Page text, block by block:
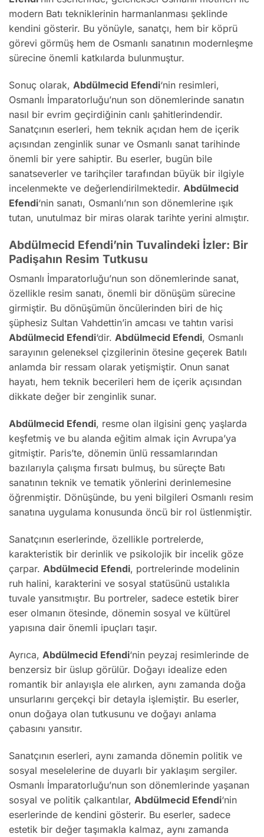
modern Batı tekniklerinin harmanlanması şeklinde
kendini gösterir. Bu yönüyle, sanatçı, hem bir köprü
görevi görmüş hem de Osmanlı sanatının modernleşme
sürecine önemli katkılarda bulunmuştur.
Sonuç olarak, Abdülmecid Efendi‘nin resimleri,
Osmanlı İmparatorluğu’nun son dönemlerinde sanatın
nasıl bir evrim geçirdiğinin canlı şahitlerindendir.
Sanatçının eserleri, hem teknik açıdan hem de içerik
açısından zenginlik sunar ve Osmanlı sanat tarihinde
önemli bir yere sahiptir. Bu eserler, bugün bile
sanatseverler ve tarihçiler tarafından büyük bir ilgiyle
incelenmekte ve değerlendirilmektedir. Abdülmecid
Efendi‘nin sanatı, Osmanlı’nın son dönemlerine ışık
tutan, unutulmaz bir miras olarak tarihte yerini almıştır.
Abdülmecid Efendi’nin Tuvalindeki İzler: Bir
Padişahın Resim Tutkusu
Osmanlı İmparatorluğu’nun son dönemlerinde sanat,
özellikle resim sanatı, önemli bir dönüşüm sürecine
girmiştir. Bu dönüşümün öncülerinden biri de hiç
şüphesiz Sultan Vahdettin’in amcası ve tahtın varisi
Abdülmecid Efendi‘dir. Abdülmecid Efendi, Osmanlı
sarayının geleneksel çizgilerinin ötesine geçerek Batılı
anlamda bir ressam olarak yetişmiştir. Onun sanat
hayatı, hem teknik becerileri hem de içerik açısından
dikkate değer bir zenginlik sunar.
Abdülmecid Efendi, resme olan ilgisini genç yaşlarda
keşfetmiş ve bu alanda eğitim almak için Avrupa’ya
gitmiştir. Paris’te, dönemin ünlü ressamlarından
bazılarıyla çalışma fırsatı bulmuş, bu süreçte Batı
sanatının teknik ve tematik yönlerini derinlemesine
öğrenmiştir. Dönüşünde, bu yeni bilgileri Osmanlı resim
sanatına uygulama konusunda öncü bir rol üstlenmiştir.
Sanatçının eserlerinde, özellikle portrelerde,
karakteristik bir derinlik ve psikolojik bir incelik göze
çarpar. Abdülmecid Efendi, portrelerinde modelinin
ruh halini, karakterini ve sosyal statüsünü ustalıkla
tuvale yansıtmıştır. Bu portreler, sadece estetik birer
eser olmanın ötesinde, dönemin sosyal ve kültürel
yapısına dair önemli ipuçları taşır.
Ayrıca, Abdülmecid Efendi‘nin peyzaj resimlerinde de
benzersiz bir üslup görülür. Doğayı idealize eden
romantik bir anlayışla ele alırken, aynı zamanda doğa
unsurlarını gerçekçi bir detayla işlemiştir. Bu eserler,
onun doğaya olan tutkusunu ve doğayı anlama
çabasını yansıtır.
Sanatçının eserleri, aynı zamanda dönemin politik ve
sosyal meselelerine de duyarlı bir yaklaşım sergiler.
Osmanlı İmparatorluğu’nun son dönemlerinde yaşanan
sosyal ve politik çalkantılar, Abdülmecid Efendi‘nin
eserlerinde de kendini gösterir. Bu eserler, sadece
estetik bir değer taşımakla kalmaz, aynı zamanda